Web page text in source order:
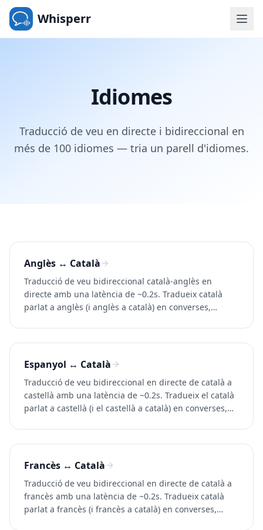
Whisperr
Idiomes
Traducció de veu en directe i bidireccional en
més de 100 idiomes — tria un parell d'idiomes.
Anglès ↔ Català
Traducció de veu bidireccional català-anglès en
directe amb una latència de ~0.2s. Tradueix català
parlat a anglès (i anglès a català) en converses,
Espanyol ↔ Català
Traducció de veu bidireccional en directe de català a
castellà amb una latència de ~0.2s. Tradueix el català
parlat a castellà (i el castellà a català) en converses,
Francès ↔ Català
Traducció de veu bidireccional en directe de català a
francès amb una latència de ~0.2s. Tradueix català
parlat a francès (i francès a català) en converses,